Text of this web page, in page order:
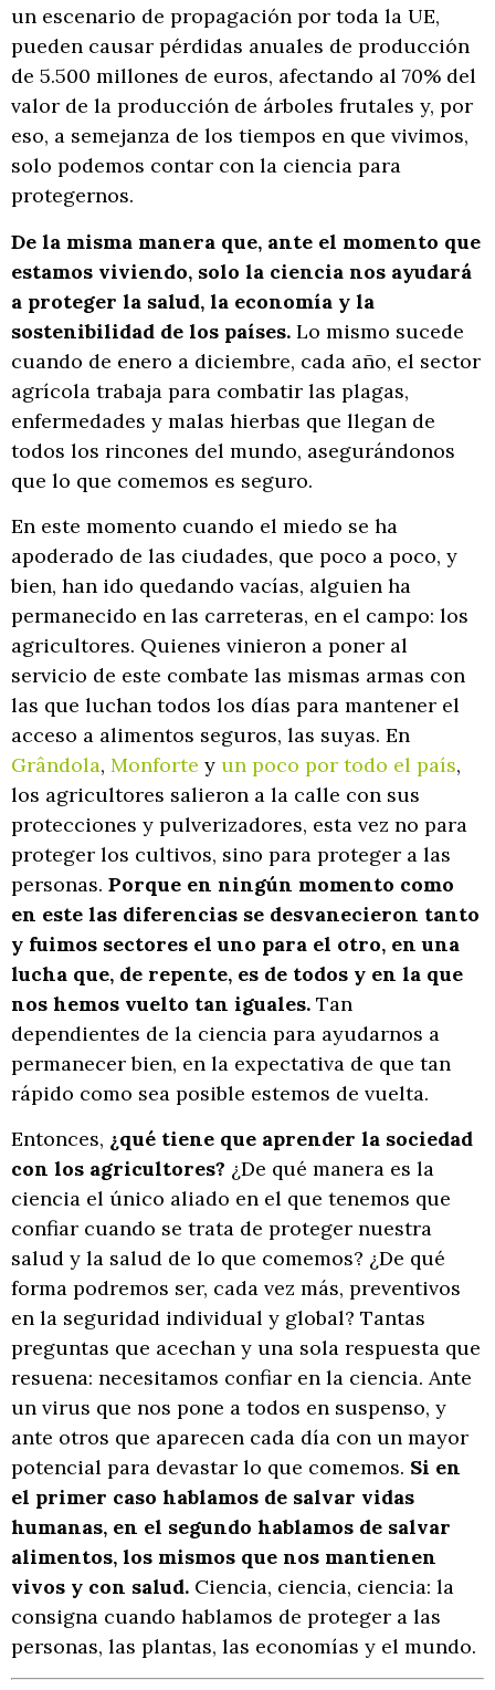
un escenario de propagación por toda la UE,
pueden causar pérdidas anuales de producción
de 5.500 millones de euros, afectando al 70% del
valor de la producción de árboles frutales y, por
eso, a semejanza de los tiempos en que vivimos,
solo podemos contar con la ciencia para
protegernos.
De la misma manera que, ante el momento que
estamos viviendo, solo la ciencia nos ayudará
a proteger la salud, la economía y la
sostenibilidad de los países. Lo mismo sucede
cuando de enero a diciembre, cada año, el sector
agrícola trabaja para combatir las plagas,
enfermedades y malas hierbas que llegan de
todos los rincones del mundo, asegurándonos
que lo que comemos es seguro.
En este momento cuando el miedo se ha
apoderado de las ciudades, que poco a poco, y
bien, han ido quedando vacías, alguien ha
permanecido en las carreteras, en el campo: los
agricultores. Quienes vinieron a poner al
servicio de este combate las mismas armas con
las que luchan todos los días para mantener el
acceso a alimentos seguros, las suyas. En
Grândola, Monforte y un poco por todo el país,
los agricultores salieron a la calle con sus
protecciones y pulverizadores, esta vez no para
proteger los cultivos, sino para proteger a las
personas. Porque en ningún momento como
en este las diferencias se desvanecieron tanto
y fuimos sectores el uno para el otro, en una
lucha que, de repente, es de todos y en la que
nos hemos vuelto tan iguales. Tan
dependientes de la ciencia para ayudarnos a
permanecer bien, en la expectativa de que tan
rápido como sea posible estemos de vuelta.
Entonces, ¿qué tiene que aprender la sociedad
con los agricultores? ¿De qué manera es la
ciencia el único aliado en el que tenemos que
confiar cuando se trata de proteger nuestra
salud y la salud de lo que comemos? ¿De qué
forma podremos ser, cada vez más, preventivos
en la seguridad individual y global? Tantas
preguntas que acechan y una sola respuesta que
resuena: necesitamos confiar en la ciencia. Ante
un virus que nos pone a todos en suspenso, y
ante otros que aparecen cada día con un mayor
potencial para devastar lo que comemos. Si en
el primer caso hablamos de salvar vidas
humanas, en el segundo hablamos de salvar
alimentos, los mismos que nos mantienen
vivos y con salud. Ciencia, ciencia, ciencia: la
consigna cuando hablamos de proteger a las
personas, las plantas, las economías y el mundo.